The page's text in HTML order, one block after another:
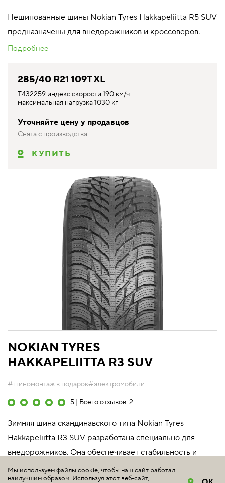
Нешипованные шины Nokian Tyres Hakkapeliitta R5 SUV
предназначены для внедорожников и кроссоверов.
Подробнее
285/40 R21 109T XL
T432259 индекс скорости 190 км/ч
максимальная нагрузка 1030 кг
Уточняйте цену у продавцов
Снята с производства
КУПИТЬ
NOKIAN TYRES
HAKKAPELIITTA R3 SUV
#шиномонтаж в подарок#электромобили
5 | Всего отзывов: 2
Зимняя шина скандинавского типа Nokian Tyres
Hakkapeliitta R3 SUV разработана специально для
внедорожников. Она обеспечивает стабильность и
комфорт при вождении, а усиленные арамидом
Мы используем файлы cookie, чтобы наш сайт работал
наилучшим образом. Используя этот веб-сайт,